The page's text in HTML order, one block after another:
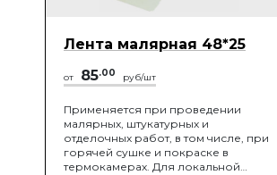
Лента малярная 48*25
от 85.00 руб/шт
Применяется при проведении
малярных, штукатурных и
отделочных работ, в том числе, при
горячей сушке и покраске в
термокамерах. Для локальной